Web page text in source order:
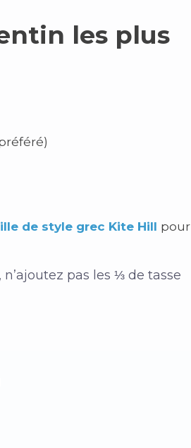
les plus
de style grec Kite Hill pour
pas les ⅓ de tasse